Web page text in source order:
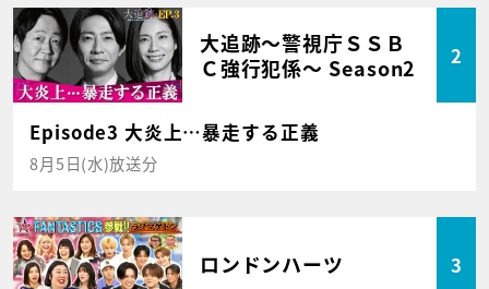
大追跡～警視庁ＳＳＢ
Ｃ強行犯係～ Season2
2
Episode3 大炎上…暴走する正義
8月5日(水)放送分
ロンドンハーツ 3